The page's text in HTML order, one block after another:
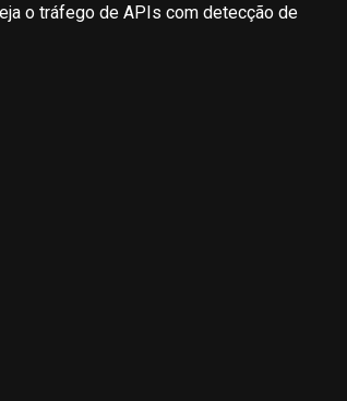
o tráfego de APIs com detecção de